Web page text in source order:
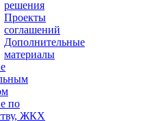
решения
Проекты
соглашений
Дополнительные
материалы
по
ЖКХ